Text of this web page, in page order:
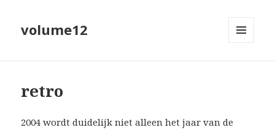
volume12
retro
2004 wordt duidelijk niet alleen het jaar van de